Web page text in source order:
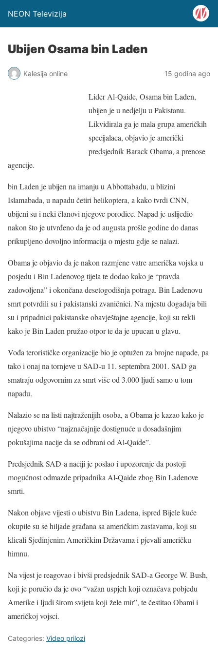
NEON Televizija
Ubijen Osama bin Laden
Kalesija online 15 godina ago
Lider Al-Qaide, Osama bin Laden,
ubijen je u nedjelju u Pakistanu.
Likvidirala ga je mala grupa američkih
specijalaca, objavio je američki
predsjednik Barack Obama, a prenose
agencije.
bin Laden je ubijen na imanju u Abbottabadu, u blizini
Islamabada, u napadu četiri helikoptera, a kako tvrdi CNN,
ubijeni su i neki članovi njegove porodice. Napad je uslijedio
nakon što je utvrđeno da je od augusta prošle godine do danas
prikupljeno dovoljno informacija o mjestu gdje se nalazi.
Obama je objavio da je nakon razmjene vatre američka vojska u
posjedu i Bin Ladenovog tijela te dodao kako je “pravda
zadovoljena” i okončana desetogodišnja potraga. Bin Ladenovu
smrt potvrdili su i pakistanski zvaničnici. Na mjestu događaja bili
su i pripadnici pakistanske obavještajne agencije, koji su rekli
kako je Bin Laden pružao otpor te da je upucan u glavu.
Vođa terorističke organizacije bio je optužen za brojne napade, pa
tako i onaj na tornjeve u SAD-u 11. septembra 2001. SAD ga
smatraju odgovornim za smrt više od 3.000 ljudi samo u tom
napadu.
Nalazio se na listi najtraženijih osoba, a Obama je kazao kako je
njegovo ubistvo “najznačajnije dostignuće u dosadašnjim
pokušajima nacije da se odbrani od Al-Qaide”.
Predsjednik SAD-a naciji je poslao i upozorenje da postoji
mogućnost odmazde pripadnika Al-Qaide zbog Bin Ladenove
smrti.
Nakon objave vijesti o ubistvu Bin Ladena, ispred Bijele kuće
okupile su se hiljade građana sa američkim zastavama, koji su
klicali Sjedinjenim Američkim Državama i pjevali američku
himnu.
Na vijest je reagovao i bivši predsjednik SAD-a George W. Bush,
koji je poručio da je ovo “važan uspjeh koji označava pobjedu
Amerike i ljudi širom svijeta koji žele mir”, te čestitao Obami i
američkoj vojsci.
Categories: Video prilozi